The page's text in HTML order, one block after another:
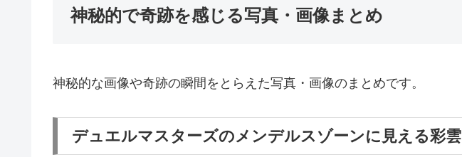
神秘的で奇跡を感じる写真・画像まとめ
神秘的な画像や奇跡の瞬間をとらえた写真・画像のまとめです。
デュエルマスターズのメンデルスゾーンに見える彩雲